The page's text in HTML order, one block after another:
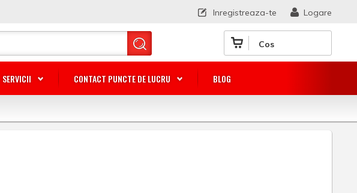
Cos
SERVICII CONTACT PUNCTE DE LUCRU BLOG
Logare
Inregistreaza-te